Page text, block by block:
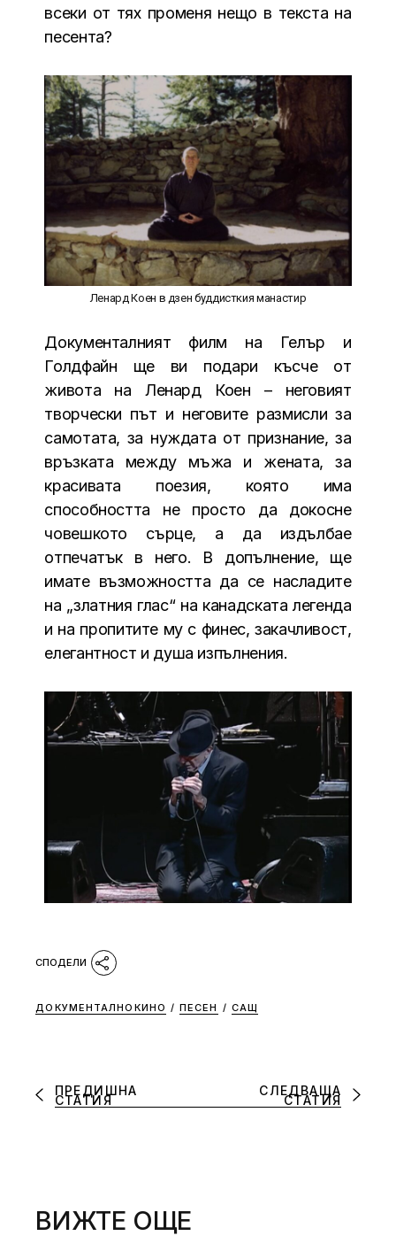
всеки от тях променя нещо в текста на
песента?
Ленард Коен в дзен буддисткия манастир
Документалният филм на Гелър и
Голдфайн ще ви подари късче от
живота на Ленард Коен – неговият
творчески път и неговите размисли за
самотата, за нуждата от признание, за
връзката между мъжа и жената, за
красивата поезия, която има
способността не просто да докосне
човешкото сърце, а да издълбае
отпечатък в него. В допълнение, ще
имате възможността да се насладите
на „златния глас“ на канадската легенда
и на пропитите му с финес, закачливост,
елегантност и душа изпълнения.
ДОКУМЕНТАЛНОКИНО / ПЕСЕН / САЩ
ПРЕДИШНА
СТАТИЯ
СЛЕДВАЩА
СТАТИЯ
ВИЖТЕ ОЩЕ